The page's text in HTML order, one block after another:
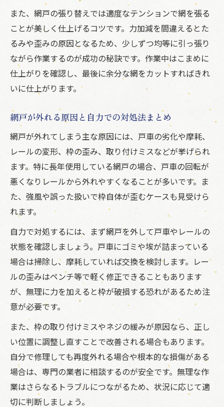
ホームセンター活用で手軽に網戸修理を実
現
自分で網戸修理する際のホームセンター活
用術
レールや枠の歪みが原因のトラブル対策術
網戸修理でレールや枠の歪みを見抜く方法
網戸修理の前にレールや枠の状態をしっか
り確認
網戸のレール修理でトラブルを防ぐポイン
ト
枠やレールの歪み対策が網戸修理で重要な
理由
網戸修理には枠の調整とレール掃除が不可
また、網戸の張り替えでは適度なテンションで網を張る
ことが美しく仕上げるコツです。力加減を間違えるとた
るみや歪みの原因となるため、少しずつ均等に引っ張り
ながら作業するのが成功の秘訣です。作業中はこまめに
仕上がりを確認し、最後に余分な網をカットすればきれ
いに仕上がります。
網戸が外れる原因と自力での対処法まとめ
網戸が外れてしまう主な原因には、戸車の劣化や摩耗、
レールの変形、枠の歪み、取り付けミスなどが挙げられ
ます。特に長年使用している網戸の場合、戸車の回転が
悪くなりレールから外れやすくなることが多いです。ま
た、強風や誤った扱いで枠自体が歪むケースも見受けら
れます。
自力で対処するには、まず網戸を外して戸車やレールの
状態を確認しましょう。戸車にゴミや埃が詰まっている
場合は掃除し、摩耗していれば交換を検討します。レー
ルの歪みはペンチ等で軽く修正できることもあります
が、無理に力を加えると枠が破損する恐れがあるため注
意が必要です。
また、枠の取り付けミスやネジの緩みが原因なら、正し
い位置に調整し直すことで改善される場合もあります。
自分で修理しても再度外れる場合や根本的な損傷がある
場合は、専門の業者に相談するのが安全です。無理な作
業はさらなるトラブルにつながるため、状況に応じて適
切に判断しましょう。